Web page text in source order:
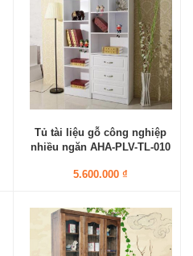
Tủ tài liệu gỗ công nghiệp
nhiều ngăn AHA-PLV-TL-010
5.600.000 ₫